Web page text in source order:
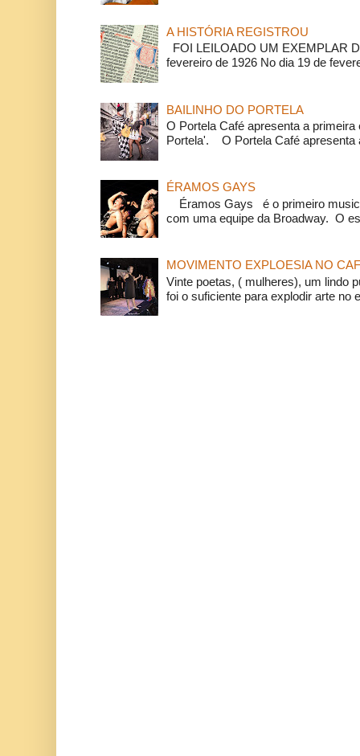
A HISTÓRIA REGISTROU
FOI LEILOADO UM EXEMPLAR
fevereiro de 1926 No dia 19 de
BAILINHO DO PORTELA
O Portela Café apresenta a
Portela'. O Portela Café apresenta
ÉRAMOS GAYS
Éramos Gays é o primeiro
com uma equipe da Broadway. O
MOVIMENTO EXPLOESIA NO
Vinte poetas, ( mulheres), um lindo
foi o suficiente para explodir arte no